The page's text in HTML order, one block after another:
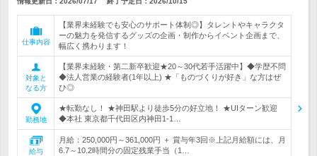
仕事内容
【業界未経験でも安心のサポート体制◎】タレントやキャラクタ
ーの魅力を発信するグッズの企画・制作からイベント企画まで、
幅広く携わります！
対象と
なる方
【業界未経験・第二新卒歓迎★20～30代若手活躍中】◆学歴不問
◆法人営業の経験者(1年以上) ★「ものづくりが好き」な方はぜ
ひ◎
勤務地
★転勤なし！ ★神田駅より徒歩5分の好立地！ ★UIターン歓迎
◆本社 東京都千代田区内神田1-1…
給与
月給：250,000円～361,000円 ＋ 賞与年3回※上記月給額には、月
6.7～10.2時間分の固定残業手当（1…